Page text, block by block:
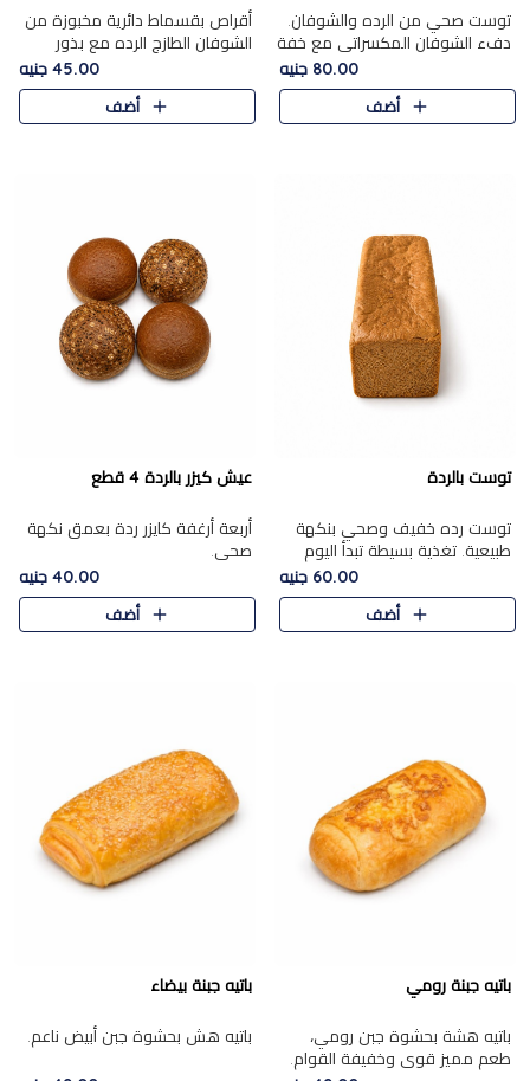
توست صحي من الرده والشوفان.
دفء الشوفان المكسراتي مع خفة
80.00 جنيه
أضف
أقراص بقسماط دائرية مخبوزة من
الشوفان الطازج الرده مع بذور
مختارة. قرمشة الحبوب والبذور،
بداية صحية لكل صباح.
45.00 جنيه
أضف
توست بالردة
توست رده خفيف وصحي بنكهة
طبيعية. تغذية بسيطة تبدأ اليوم
60.00 جنيه
أضف
عيش كيزر بالردة 4 قطع
أربعة أرغفة كايزر ردة بعمق نكهة
صحي.
40.00 جنيه
أضف
باتيه جبنة رومي
باتيه هشة بحشوة جبن رومي،
طعم مميز قوي وخفيفة القوام.
باتيه جبنة بيضاء
باتيه هش بحشوة جبن أبيض ناعم.